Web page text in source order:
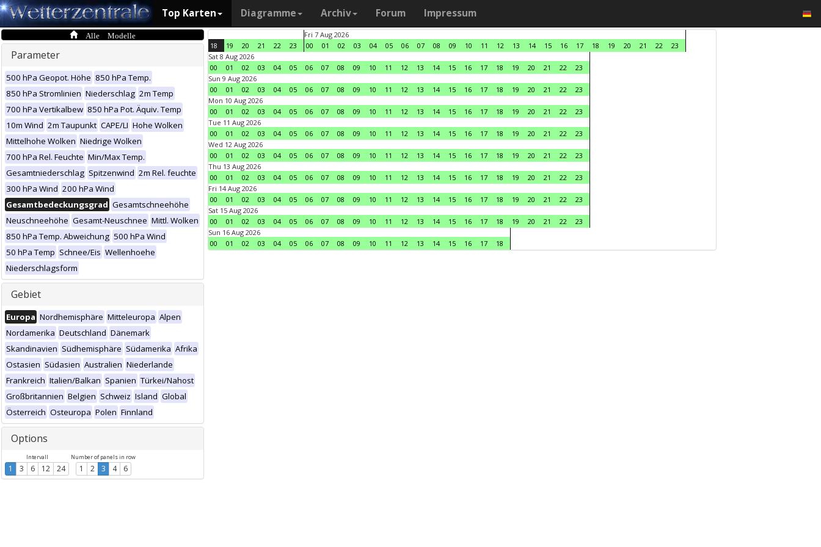
Top Karten Diagramme Archiv Forum Impressum
Alle Modelle
Parameter
500 hPa Geopot. Höhe 850 hPa Temp.
850 hPa Stromlinien Niederschlag 2m Temp
700 hPa Vertikalbew 850 hPa Pot. Äquiv. Temp
10m Wind 2m Taupunkt CAPE/LI Hohe Wolken
Mittelhohe Wolken Niedrige Wolken
700 hPa Rel. Feuchte Min/Max Temp.
Gesamtniederschlag Spitzenwind 2m Rel. feuchte
300 hPa Wind 200 hPa Wind
Gesamtbedeckungsgrad Gesamtschneehöhe
Neuschneehöhe Gesamt-Neuschnee Mittl. Wolken
850 hPa Temp. Abweichung 500 hPa Wind
50 hPa Temp Schnee/Eis Wellenhoehe
Niederschlagsform
Gebiet
Europa Nordhemisphäre Mitteleuropa Alpen
Nordamerika Deutschland Dänemark
Skandinavien Südhemisphäre Südamerika Afrika
Ostasien Südasien Australien Niederlande
Frankreich Italien/Balkan Spanien Türkei/Nahost
Großbritannien Belgien Schweiz Island Global
Österreich Osteuropa Polen Finnland
Options
Intervall
1 3 6 12 24
Number of panels in row
1 2 3 4 6
18 19 20 21 22 23
Fri 7 Aug 2026
00
01 02 03 04 05 06 07 08 09 10 11 12 13 14 15 16 17 18 19 20 21 22
23
Sat 8 Aug 2026
00
01 02 03 04 05 06 07 08 09 10 11 12 13 14 15 16 17 18 19 20 21 22
23
Sun 9 Aug 2026
00
01 02 03 04 05 06 07 08 09 10 11 12 13 14 15 16 17 18 19 20 21 22
23
Mon 10 Aug 2026
00
01 02 03 04 05 06 07 08 09 10 11 12 13 14 15 16 17 18 19 20 21 22
23
Tue 11 Aug 2026
00
01 02 03 04 05 06 07 08 09 10 11 12 13 14 15 16 17 18 19 20 21 22
23
Wed 12 Aug 2026
00
01 02 03 04 05 06 07 08 09 10 11 12 13 14 15 16 17 18 19 20 21 22
23
Thu 13 Aug 2026
00
01 02 03 04 05 06 07 08 09 10 11 12 13 14 15 16 17 18 19 20 21 22
23
Fri 14 Aug 2026
00
01 02 03 04 05 06 07 08 09 10 11 12 13 14 15 16 17 18 19 20 21 22
23
Sat 15 Aug 2026
00
01 02 03 04 05 06 07 08 09 10 11 12 13 14 15 16 17 18 19 20 21 22
23
Sun 16 Aug 2026
00
01 02 03 04 05 06 07 08 09 10 11 12 13 14 15 16 17 18